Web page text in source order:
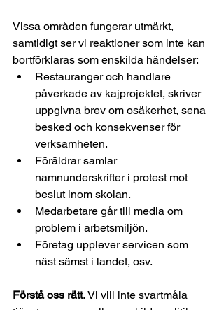
Vissa områden fungerar utmärkt,
samtidigt ser vi reaktioner som inte kan
bortförklaras som enskilda händelser:
Restauranger och handlare
påverkade av kajprojektet, skriver
uppgivna brev om osäkerhet, sena
besked och konsekvenser för
verksamheten.
Föräldrar samlar
namnunderskrifter i protest mot
beslut inom skolan.
Medarbetare går till media om
problem i arbetsmiljön.
Företag upplever servicen som
näst sämst i landet, osv.
Förstå oss rätt. Vi vill inte svartmåla